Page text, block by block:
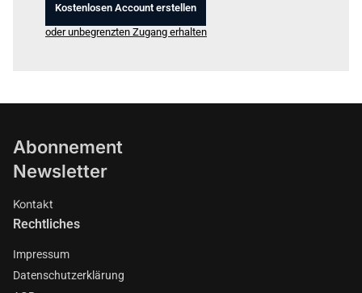
Kostenlosen Account erstellen
oder unbegrenzten Zugang erhalten
Abonnement
Newsletter
Kontakt
Rechtliches
Impressum
Datenschutzerklärung